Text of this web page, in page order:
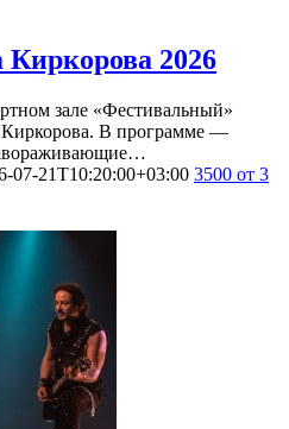
2026
зале «Фестивальный»
Киркорова. В программе —
07-21T10:20:00+03:00 3500 от 3